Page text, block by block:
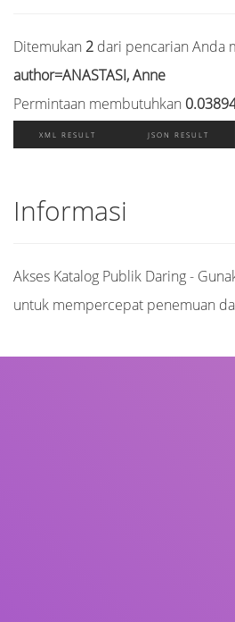
Ditemukan 2 dari pencarian Anda
author=ANASTASI, Anne
Permintaan membutuhkan
XML RESULT JSON RESULT
Informasi
Akses Katalog Publik Daring -
untuk mempercepat penemuan